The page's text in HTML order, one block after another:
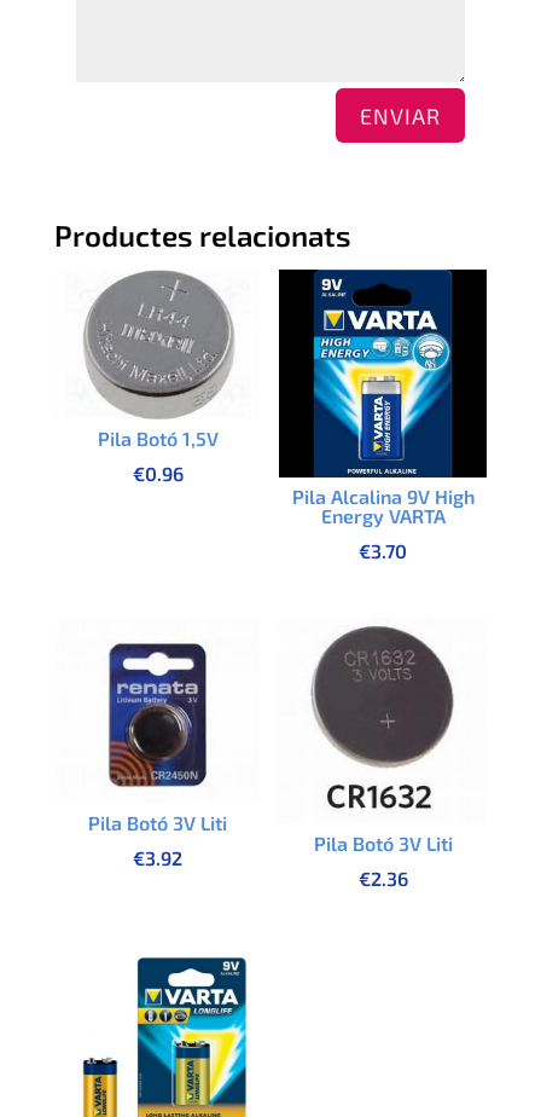
ENVIAR
Productes relacionats
Pila Botó 1,5V
€0.96
Pila Alcalina 9V High
Energy VARTA
€3.70
Pila Botó 3V Liti
€3.92
Pila Botó 3V Liti
€2.36